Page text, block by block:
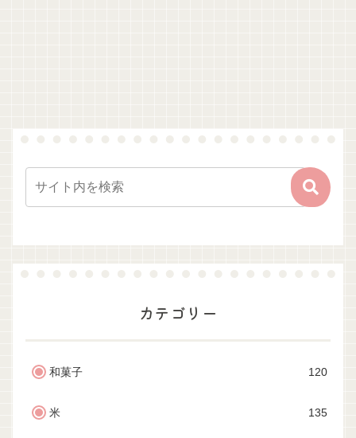
カテゴリー
和菓子 120
米 135